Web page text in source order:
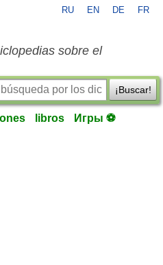
RU EN DE FR
sobre el
¡Buscar!
libros Игры ⚽